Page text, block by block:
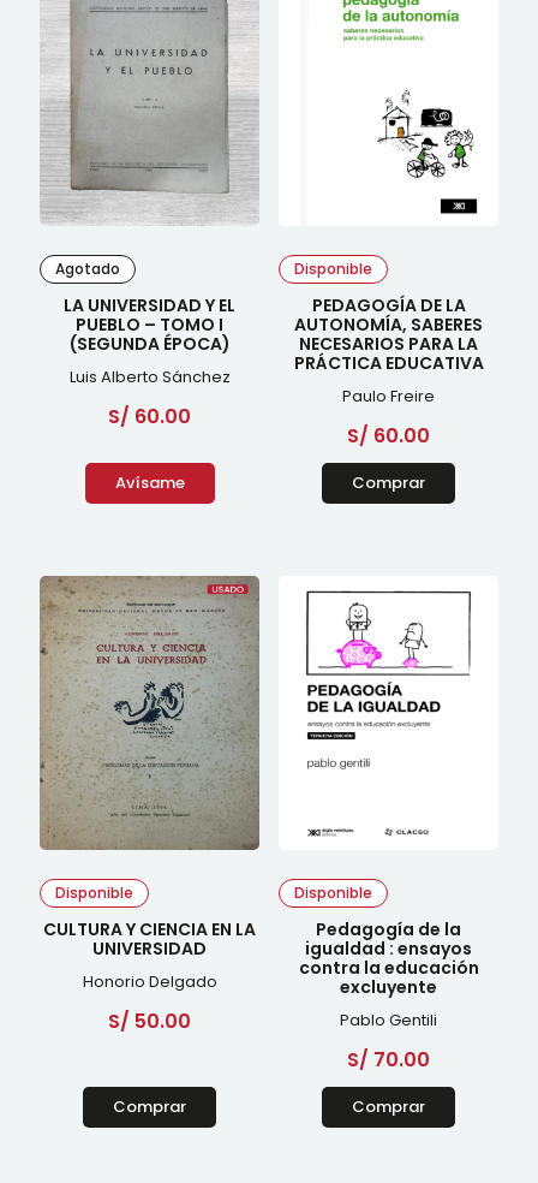
Agotado
LA UNIVERSIDAD Y EL
PUEBLO – TOMO I
(SEGUNDA ÉPOCA)
Luis Alberto Sánchez
S/ 60.00
Avísame
Disponible
PEDAGOGÍA DE LA
AUTONOMÍA, SABERES
NECESARIOS PARA LA
PRÁCTICA EDUCATIVA
Paulo Freire
S/ 60.00
Comprar
Disponible
CULTURA Y CIENCIA EN LA
UNIVERSIDAD
Honorio Delgado
S/ 50.00
Comprar
Disponible
Pedagogía de la
igualdad : ensayos
contra la educación
excluyente
Pablo Gentili
S/ 70.00
Comprar